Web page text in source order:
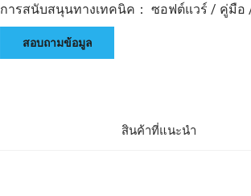
การสนับสนุนทางเทคนิค： ซอฟต์แวร์ / คู่มือ
สอบถามข้อมูล
สินค้าที่แนะนำ